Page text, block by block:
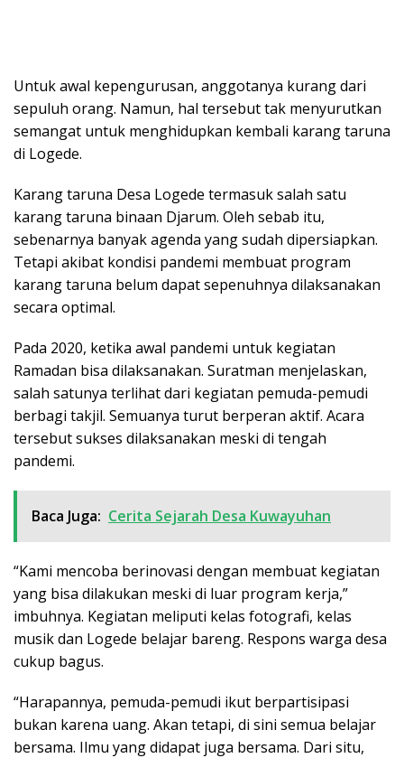
Untuk awal kepengurusan, anggotanya kurang dari
sepuluh orang. Namun, hal tersebut tak menyurutkan
semangat untuk menghidupkan kembali karang taruna
di Logede.
Karang taruna Desa Logede termasuk salah satu
karang taruna binaan Djarum. Oleh sebab itu,
sebenarnya banyak agenda yang sudah dipersiapkan.
Tetapi akibat kondisi pandemi membuat program
karang taruna belum dapat sepenuhnya dilaksanakan
secara optimal.
Pada 2020, ketika awal pandemi untuk kegiatan
Ramadan bisa dilaksanakan. Suratman menjelaskan,
salah satunya terlihat dari kegiatan pemuda-pemudi
berbagi takjil. Semuanya turut berperan aktif. Acara
tersebut sukses dilaksanakan meski di tengah
pandemi.
Baca Juga: Cerita Sejarah Desa Kuwayuhan
“Kami mencoba berinovasi dengan membuat kegiatan
yang bisa dilakukan meski di luar program kerja,”
imbuhnya. Kegiatan meliputi kelas fotografi, kelas
musik dan Logede belajar bareng. Respons warga desa
cukup bagus.
“Harapannya, pemuda-pemudi ikut berpartisipasi
bukan karena uang. Akan tetapi, di sini semua belajar
bersama. Ilmu yang didapat juga bersama. Dari situ,